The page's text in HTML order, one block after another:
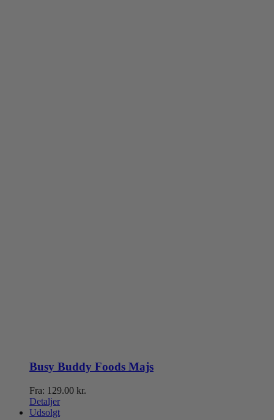
Busy Buddy Foods Majs
Fra: 129.00 kr.
Detaljer
Udsolgt